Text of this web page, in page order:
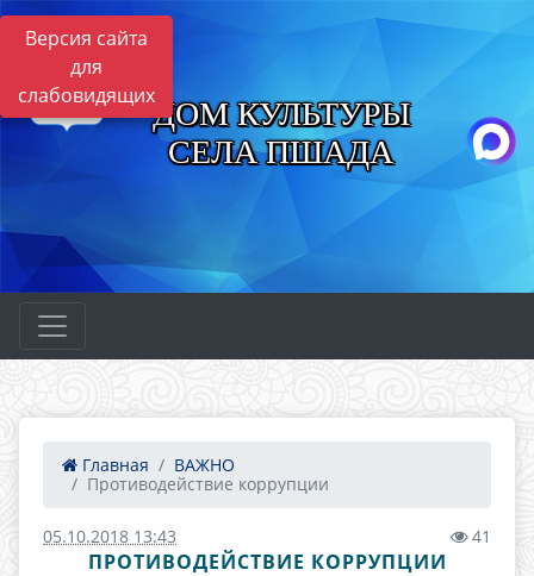
Версия сайта
для
слабовидящихДОМ КУЛЬТУРЫ
СЕЛА ПШАДА
Главная
ВАЖНО
Противодействие коррупции
05.10.2018 13:43 41
ПРОТИВОДЕЙСТВИЕ КОРРУПЦИИ